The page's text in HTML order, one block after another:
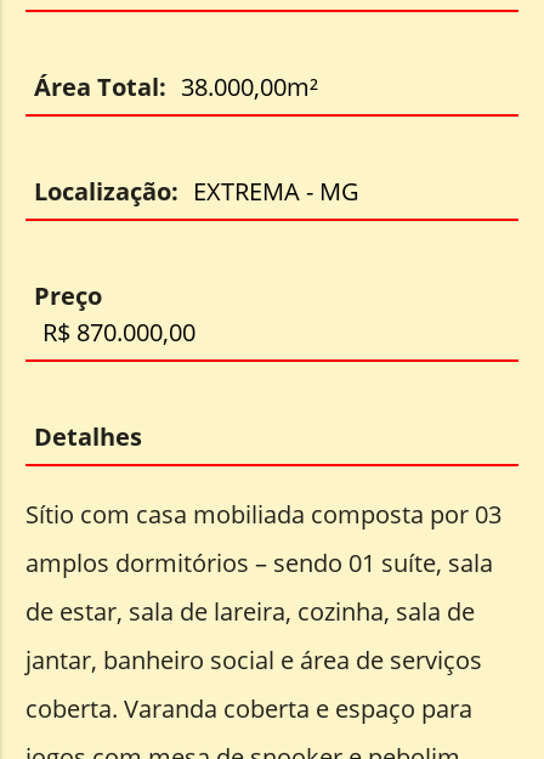
Área Total: 38.000,00m²
Localização: EXTREMA - MG
Preço
R$ 870.000,00
Detalhes
Sítio com casa mobiliada composta por 03
amplos dormitórios – sendo 01 suíte, sala
de estar, sala de lareira, cozinha, sala de
jantar, banheiro social e área de serviços
coberta. Varanda coberta e espaço para